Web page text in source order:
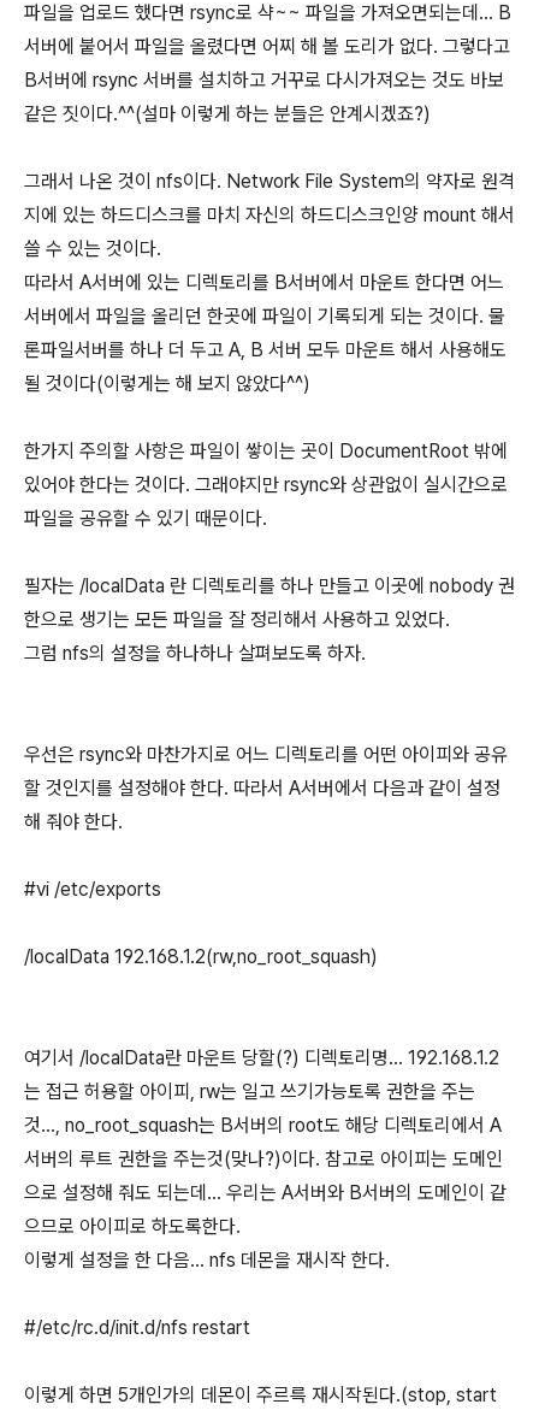
파일을 업로드 했다면 rsync로 샥~~ 파일을 가져오면되는데... B
서버에 붙어서 파일을 올렸다면 어찌 해 볼 도리가 없다. 그렇다고
B서버에 rsync 서버를 설치하고 거꾸로 다시가져오는 것도 바보
같은 짓이다.^^(설마 이렇게 하는 분들은 안계시겠죠?)
그래서 나온 것이 nfs이다. Network File System의 약자로 원격
지에 있는 하드디스크를 마치 자신의 하드디스크인양 mount 해서
쓸 수 있는 것이다.
따라서 A서버에 있는 디렉토리를 B서버에서 마운트 한다면 어느
서버에서 파일을 올리던 한곳에 파일이 기록되게 되는 것이다. 물
론파일서버를 하나 더 두고 A, B 서버 모두 마운트 해서 사용해도
될 것이다(이렇게는 해 보지 않았다^^)
한가지 주의할 사항은 파일이 쌓이는 곳이 DocumentRoot 밖에
있어야 한다는 것이다. 그래야지만 rsync와 상관없이 실시간으로
파일을 공유할 수 있기 때문이다.
필자는 /localData 란 디렉토리를 하나 만들고 이곳에 nobody 권
한으로 생기는 모든 파일을 잘 정리해서 사용하고 있었다.
그럼 nfs의 설정을 하나하나 살펴보도록 하자.
우선은 rsync와 마찬가지로 어느 디렉토리를 어떤 아이피와 공유
할 것인지를 설정해야 한다. 따라서 A서버에서 다음과 같이 설정
해 줘야 한다.
#vi /etc/exports
/localData 192.168.1.2(rw,no_root_squash)
여기서 /localData란 마운트 당할(?) 디렉토리명... 192.168.1.2
는 접근 허용할 아이피, rw는 일고 쓰기가능토록 권한을 주는
것..., no_root_squash는 B서버의 root도 해당 디렉토리에서 A
서버의 루트 권한을 주는것(맞나?)이다. 참고로 아이피는 도메인
으로 설정해 줘도 되는데... 우리는 A서버와 B서버의 도메인이 같
으므로 아이피로 하도록한다.
이렇게 설정을 한 다음... nfs 데몬을 재시작 한다.
#/etc/rc.d/init.d/nfs restart
이렇게 하면 5개인가의 데몬이 주르륵 재시작된다.(stop, start